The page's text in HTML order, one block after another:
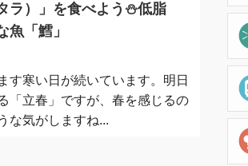
ラ）」を食べよう⛄低脂
魚「鱈」
す寒い日が続いています。明日
「立春」ですが、春を感じるの
な気がしますね...
食
お
レ